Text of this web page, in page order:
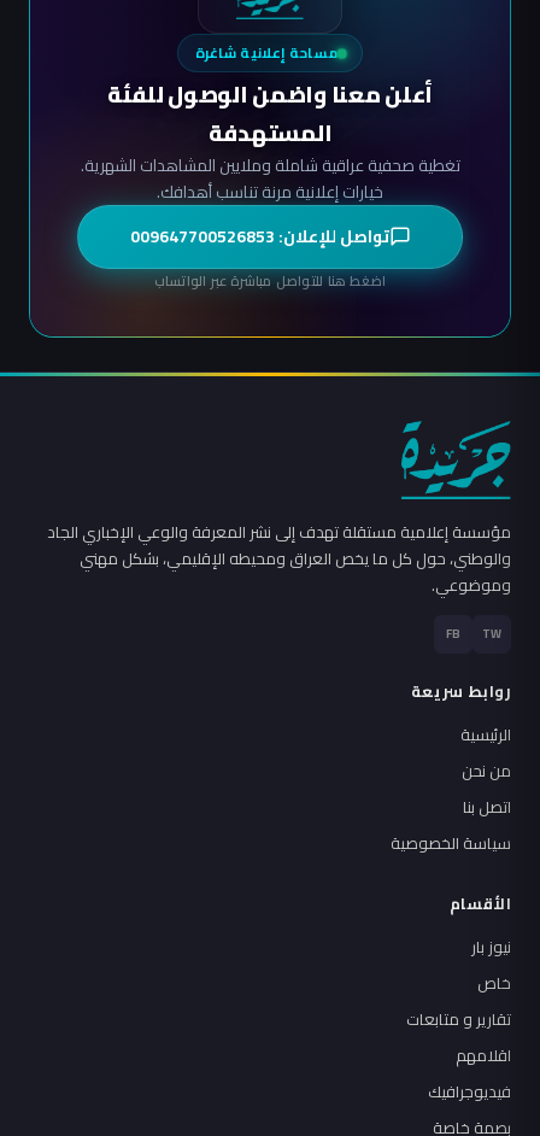
مساحة إعلانية شاغرة
أعلن معنا واضمن الوصول للفئة
المستهدفة
تغطية صحفية عراقية شاملة وملايين المشاهدات الشهرية.
خيارات إعلانية مرنة تناسب أهدافك.
تواصل للإعلان: 009647700526853
اضغط هنا للتواصل مباشرة عبر الواتساب
مؤسسة إعلامية مستقلة تهدف إلى نشر المعرفة والوعي الإخباري الجاد
والوطني، حول كل ما يخص العراق ومحيطه الإقليمي، بشكل مهني
وموضوعي.
TW
FB
روابط سريعة
الرئيسية
من نحن
اتصل بنا
سياسة الخصوصية
الأقسام
نيوز بار
خاص
تقارير و متابعات
اقلامهم
فيديوجرافيك
بصمة خاصة